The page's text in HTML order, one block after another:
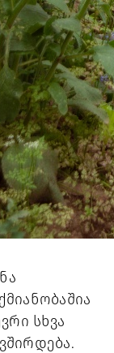
სხვა